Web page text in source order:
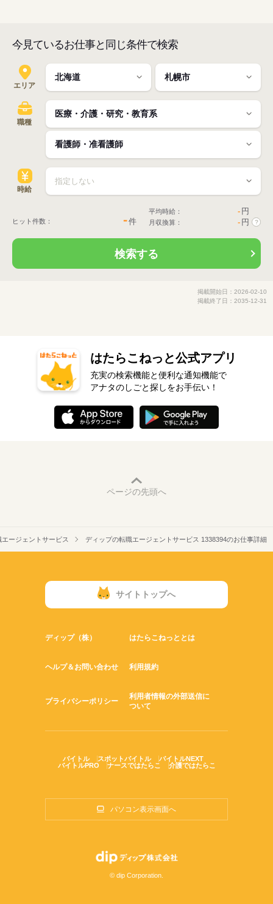
今見ているお仕事と同じ条件で検索
エリア
職種
時給
ヒット件数： -件
平均時給： - 円
月収換算： - 円 ?
検索する
掲載開始日：2026-02-10
掲載終了日：2035-12-31
はたらこねっと公式アプリ
充実の検索機能と便利な通知機能で
アナタのしごと探しをお手伝い！
ページの先頭へ
ージェントサービス ディップの転職エージェントサービス 1338394のお仕事詳細
サイトトップへ
ディップ（株） はたらこねっととは
ヘルプ＆お問い合わせ 利用規約
プライバシーポリシー
利用者情報の外部送信に
ついて
バイトル スポットバイトル
バイトルNEXT
バイトルPRO
ナースではたらこ 介護ではたらこ
パソコン表示画面へ
© dip Corporation.